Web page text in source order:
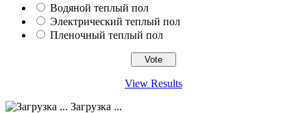
Водяной теплый пол
Электрический теплый пол
Пленочный теплый пол
View Results
Загрузка ...